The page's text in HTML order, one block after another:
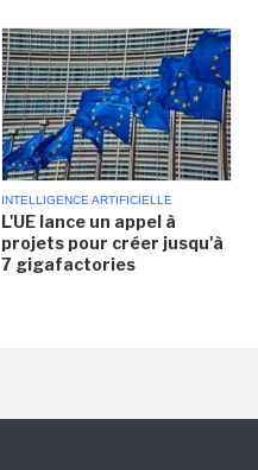
INTELLIGENCE ARTIFICIELLE
L'UE lance un appel à
projets pour créer jusqu'à
7 gigafactories